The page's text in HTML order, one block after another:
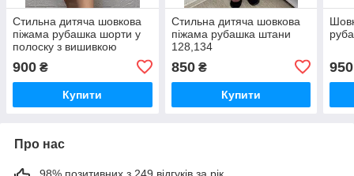
Стильна дитяча шовкова
піжама рубашка шорти у
полоску з вишивкою
900 ₴
Купити
Стильна дитяча шовкова
піжама рубашка штани
128,134
850₴
Купити
950
Про нас